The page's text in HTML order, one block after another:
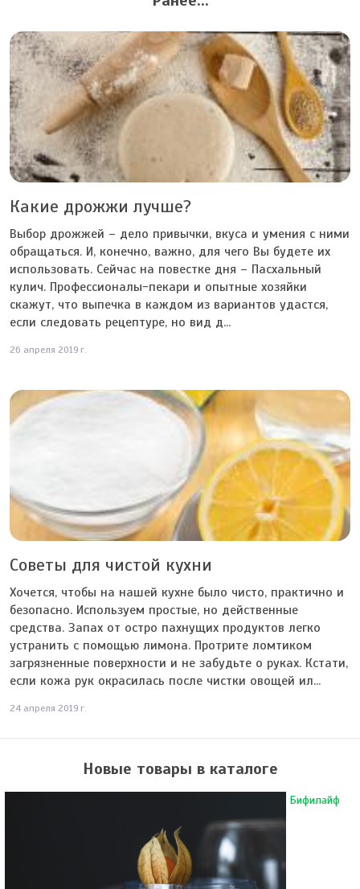
Какие дрожжи лучше?
Выбор дрожжей – дело привычки, вкуса и умения с ними
обращаться. И, конечно, важно, для чего Вы будете их
использовать. Сейчас на повестке дня – Пасхальный
кулич. Профессионалы-пекари и опытные хозяйки
скажут, что выпечка в каждом из вариантов удастся,
если следовать рецептуре, но вид д...
26 апреля 2019 г.
Советы для чистой кухни
Хочется, чтобы на нашей кухне было чисто, практично и
безопасно. Используем простые, но действенные
средства. Запах от остро пахнущих продуктов легко
устранить с помощью лимона. Протрите ломтиком
загрязненные поверхности и не забудьте о руках. Кстати,
если кожа рук окрасилась после чистки овощей ил...
24 апреля 2019 г.
Новые товары в каталоге
Бифилайф